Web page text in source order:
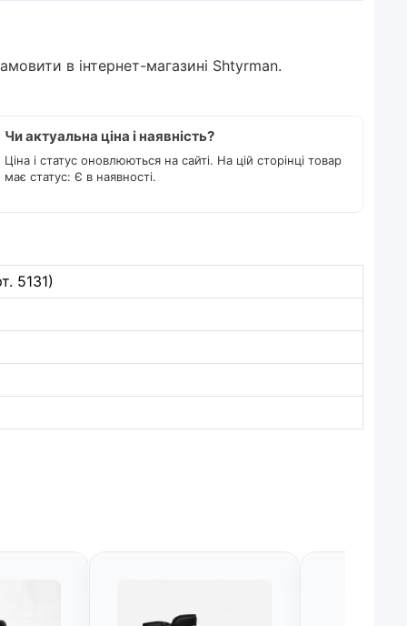
в інтернет-магазині Shtyrman.
Чи актуальна ціна і наявність?
Ціна і статус оновлюються на сайті. На цій сторінці товар
має статус: Є в наявності.
5131)